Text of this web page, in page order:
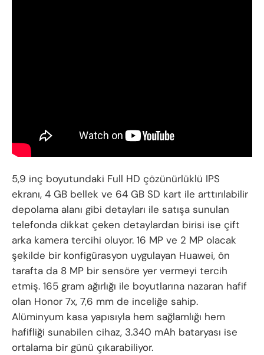
5,9 inç boyutundaki Full HD çözünürlüklü IPS
ekranı, 4 GB bellek ve 64 GB SD kart ile arttırılabilir
depolama alanı gibi detayları ile satışa sunulan
telefonda dikkat çeken detaylardan birisi ise çift
arka kamera tercihi oluyor. 16 MP ve 2 MP olacak
şekilde bir konfigürasyon uygulayan Huawei, ön
tarafta da 8 MP bir sensöre yer vermeyi tercih
etmiş. 165 gram ağırlığı ile boyutlarına nazaran hafif
olan Honor 7x, 7,6 mm de inceliğe sahip.
Alüminyum kasa yapısıyla hem sağlamlığı hem
hafifliği sunabilen cihaz, 3.340 mAh bataryası ise
ortalama bir günü çıkarabiliyor.